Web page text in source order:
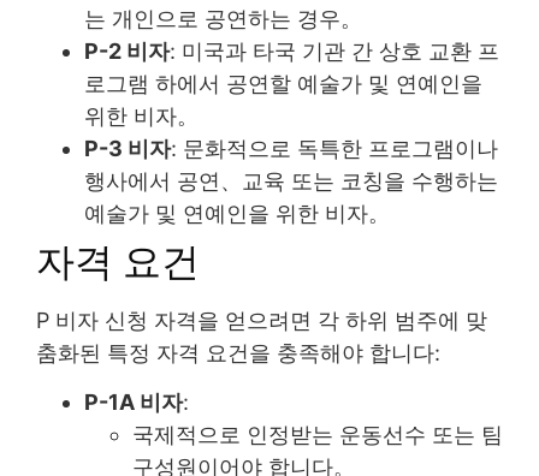
는 개인으로 공연하는 경우。
P-2 비자: 미국과 타국 기관 간 상호 교환 프
로그램 하에서 공연할 예술가 및 연예인을
위한 비자。
P-3 비자: 문화적으로 독특한 프로그램이나
행사에서 공연、교육 또는 코칭을 수행하는
예술가 및 연예인을 위한 비자。
자격 요건
P 비자 신청 자격을 얻으려면 각 하위 범주에 맞
춤화된 특정 자격 요건을 충족해야 합니다:
P-1A 비자:
국제적으로 인정받는 운동선수 또는 팀
구성원이어야 합니다。